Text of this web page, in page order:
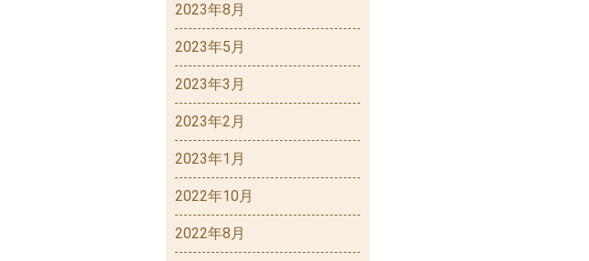
2023年8月
2023年5月
2023年3月
2023年2月
2023年1月
2022年10月
2022年8月